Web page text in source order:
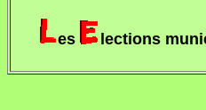
es lections